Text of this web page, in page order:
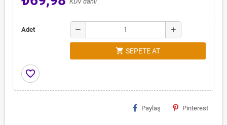
Adet remove add
shopping_cart SEPETE AT
favorite_border
Paylaş Pinterest